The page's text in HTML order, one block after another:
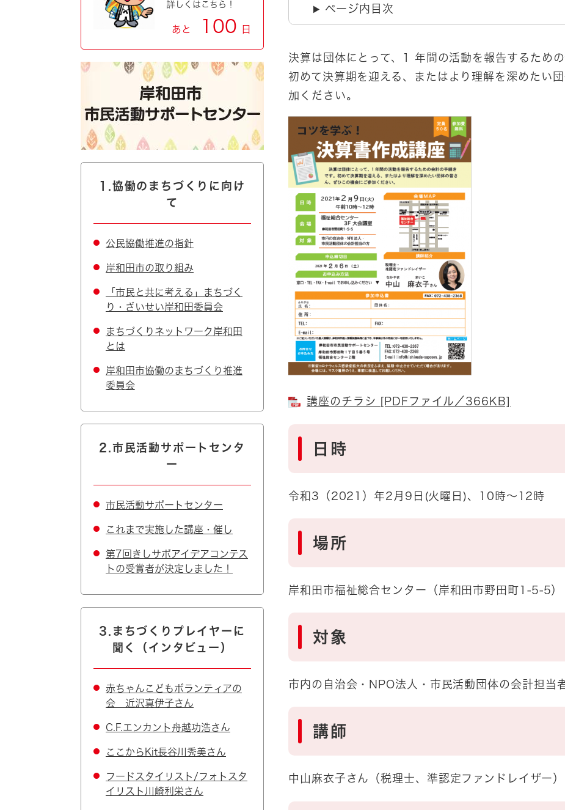
ページ内目次
決算は団体にとって、1 年間の活動を報告するための
初めて決算期を迎える、またはより理解を深めたい
加ください。
講座のチラシ [PDFファイル／366KB]
日時
令和3（2021）年2月9日(火曜日)、10時～12時
場所
岸和田市福祉総合センター（岸和田市野田町1-5-5
対象
市内の自治会・NPO法人・市民活動団体の会計担当
講師
中山麻衣子さん（税理士、準認定ファンドレイザー）
詳しくはこちら！
あと 100 日
1.協働のまちづくりに向け
て
公民協働推進の指針
岸和田市の取り組み
「市民と共に考える」まちづく
り・ざいせい岸和田委員会
まちづくりネットワーク岸和田
とは
岸和田市協働のまちづくり推進
委員会
2.市民活動サポートセンタ
ー
市民活動サポートセンター
これまで実施した講座・催し
第7回きしサポアイデアコンテス
トの受賞者が決定しました！
3.まちづくりプレイヤーに
聞く（インタビュー）
赤ちゃんこどもボランティアの
会 近沢真伊子さん
C.F.エンカント舟越功浩さん
ここからKit長谷川秀美さん
フードスタイリスト/フォトスタ
イリスト川崎利栄さん